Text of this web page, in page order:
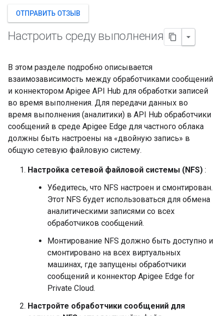
ОТПРАВИТЬ ОТЗЫВ
Настроить среду выполнения
В этом разделе подробно описывается
взаимозависимость между обработчиками сообщений
и коннектором Apigee API Hub для обработки записей
во время выполнения. Для передачи данных во
время выполнения (аналитики) в API Hub обработчики
сообщений в среде Apigee Edge для частного облака
должны быть настроены на «двойную запись» в
общую сетевую файловую систему.
Настройка сетевой файловой системы (NFS) :
Убедитесь, что NFS настроен и смонтирован.
Этот NFS будет использоваться для обмена
аналитическими записями со всех
обработчиков сообщений.
Монтирование NFS должно быть доступно и
смонтировано на всех виртуальных
машинах, где запущены обработчики
сообщений и коннектор Apigee Edge for
Private Cloud.
Настройте обработчики сообщений для